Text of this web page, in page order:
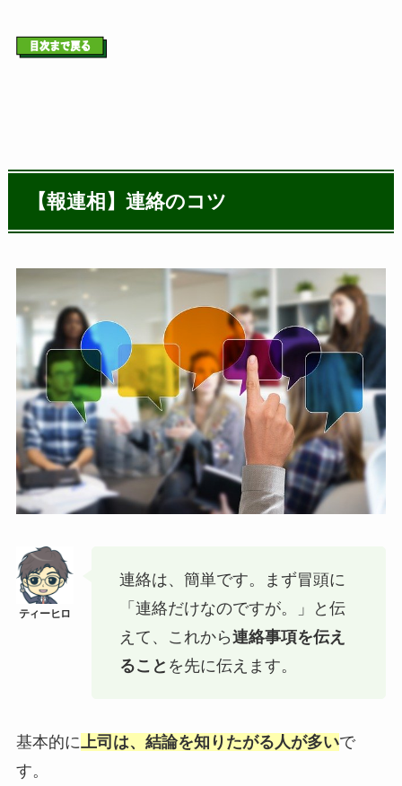
【報連相】連絡のコツ
連絡は、簡単です。まず冒頭に
「連絡だけなのですが。」と伝
えて、これから連絡事項を伝え
ること を先に伝えます。
基本的に上司は、結論を知りたがる人が多いで
す。